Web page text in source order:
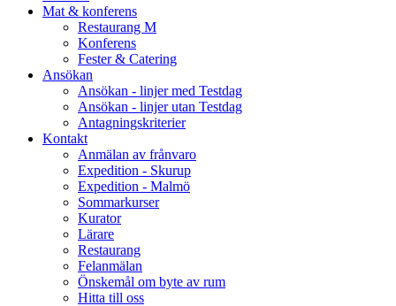
Mat & konferens
Restaurang M
Konferens
Fester & Catering
Ansökan
Ansökan - linjer med Testdag
Ansökan - linjer utan Testdag
Antagningskriterier
Kontakt
Anmälan av frånvaro
Expedition - Skurup
Expedition - Malmö
Sommarkurser
Kurator
Lärare
Restaurang
Felanmälan
Önskemål om byte av rum
Hitta till oss